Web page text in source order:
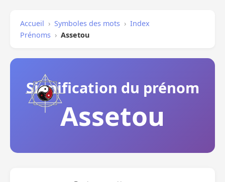
Accueil › Symboles des mots › Index
Prénoms › Assetou
Signification du prénom
Assetou